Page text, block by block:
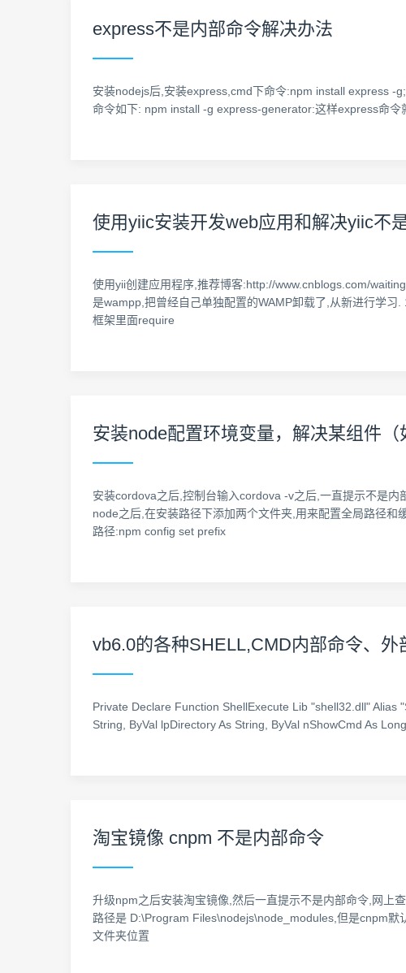
express不是内部命令解决办法
安装nodejs后,安装express,cmd下命令:npm install express -
命令如下: npm install -g express-generator:这样express命令
使用yiic安装开发web应用和解决yiic不
使用yii创建应用程序,推荐博客:http://www.cnblogs.com/
是wampp,把曾经自己单独配置的WAMP卸载了,从新进行学
框架里面require
安装node配置环境变量，解决某组件
安装cordova之后,控制台输入cordova -v之后,一直提示不是
node之后,在安装路径下添加两个文件夹,用来配置全局路径
路径:npm config set prefix
vb6.0的各种SHELL,CMD内部命令、
Private Declare Function ShellExecute Lib "shell32.dll" Alias
String, ByVal lpDirectory As String, ByVal nShowCmd As
淘宝镜像 cnpm 不是内部命令
升级npm之后安装淘宝镜像,然后一直提示不是内部命令,网
路径是 D:\Program Files\nodejs\node_modules,但是cnpm
文件夹位置